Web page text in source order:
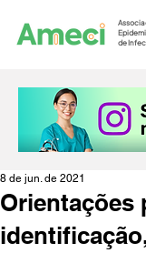
de
Orientações
8 de jun. de 2021